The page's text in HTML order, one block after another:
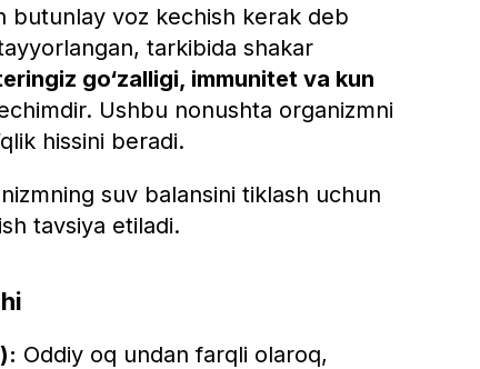
butunlay voz kechish kerak deb
tarkibida shakar
go‘zalligi, immunitet va kun
Ushbu nonushta organizmni
hissini beradi.
suv balansini tiklash uchun
tavsiya etiladi.
Oddiy oq undan farqli olaroq,